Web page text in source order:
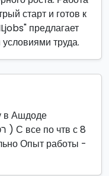
старт и готов к
предлагает
труда.
в Ашдоде
Опыт работы -